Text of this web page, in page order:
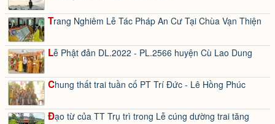
Trang Nghiêm Lễ Tác Pháp An Cư Tại Chùa Vạn Thiện
Lễ Phật đản DL.2022 - PL.2566 huyện Cù Lao Dung
Chung thất trai tuần cố PT Trí Đức - Lê Hồng Phúc
Đạo từ của TT Trụ trì trong Lễ cúng dường trai tăng